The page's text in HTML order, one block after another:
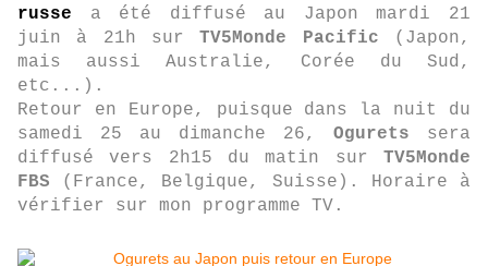
russe a été diffusé au Japon mardi 21
juin à 21h surTV5Monde Pacific (Japon,
mais aussi Australie, Corée du Sud,
etc...).
Retour en Europe, puisque dans la nuit du
samedi 25 au dimanche 26, Ogurets sera
diffusé vers 2h15 du matin sur TV5Monde
FBS (France, Belgique, Suisse). Horaire à
vérifier sur mon programme TV.